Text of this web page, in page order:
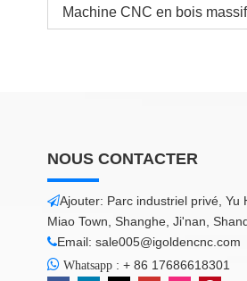
Machine CNC en bois massif
NOUS CONTACTER
Ajouter: Parc industriel privé, Yu
Miao Town, Shanghe, Ji'nan,
Email: sale005@igoldencnc.com
 Whatsapp : + 86 17686618301